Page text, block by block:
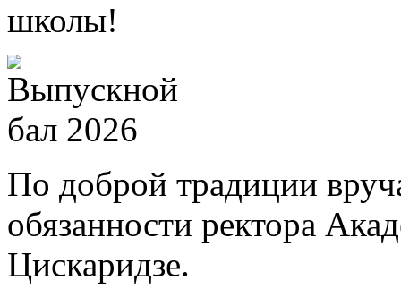
школы!
По доброй традиции
обязанности ректора
Цискаридзе.